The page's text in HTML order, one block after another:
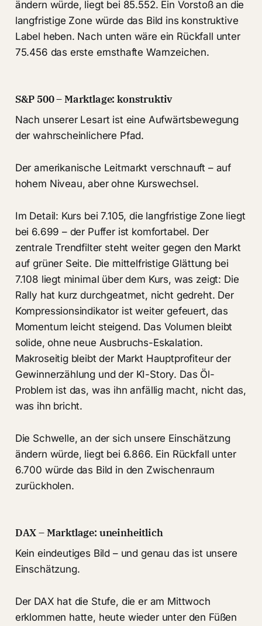
ändern würde, liegt bei 85.552. Ein Vorstoß an die
langfristige Zone würde das Bild ins konstruktive
Label heben. Nach unten wäre ein Rückfall unter
75.456 das erste ernsthafte Warnzeichen.
S&P 500 – Marktlage: konstruktiv
Nach unserer Lesart ist eine Aufwärtsbewegung
der wahrscheinlichere Pfad.
Der amerikanische Leitmarkt verschnauft – auf
hohem Niveau, aber ohne Kurswechsel.
Im Detail: Kurs bei 7.105, die langfristige Zone liegt
bei 6.699 – der Puffer ist komfortabel. Der
zentrale Trendfilter steht weiter gegen den Markt
auf grüner Seite. Die mittelfristige Glättung bei
7.108 liegt minimal über dem Kurs, was zeigt: Die
Rally hat kurz durchgeatmet, nicht gedreht. Der
Kompressionsindikator ist weiter gefeuert, das
Momentum leicht steigend. Das Volumen bleibt
solide, ohne neue Ausbruchs-Eskalation.
Makroseitig bleibt der Markt Hauptprofiteur der
Gewinnerzählung und der KI-Story. Das Öl-
Problem ist das, was ihn anfällig macht, nicht das,
was ihn bricht.
Die Schwelle, an der sich unsere Einschätzung
ändern würde, liegt bei 6.866. Ein Rückfall unter
6.700 würde das Bild in den Zwischenraum
zurückholen.
DAX – Marktlage: uneinheitlich
Kein eindeutiges Bild – und genau das ist unsere
Einschätzung.
Der DAX hat die Stufe, die er am Mittwoch
erklommen hatte, heute wieder unter den Füßen